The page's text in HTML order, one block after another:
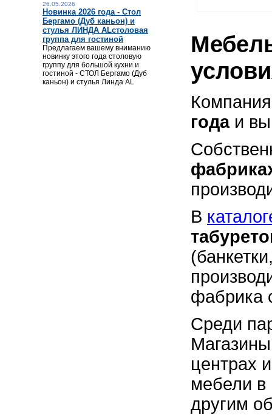
26.05.2026
Новинка 2026 года - Стол
Бергамо (Дуб каньон) и
стулья ЛИНДА ALстоловая
группа для гостиной
Предлагаем вашему вниманию
новинку этого года столовую
группу для большой кухни и
гостиной - СТОЛ Бергамо (Дуб
каньон) и стулья Линда AL
годаи
В
фабрика
Среди
центрах
мебели в
другим